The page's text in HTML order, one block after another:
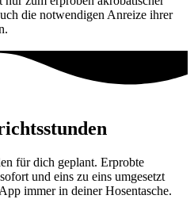
die notwendigen Anreize ihrer
für dich geplant. Erprobte
und eins zu eins umgesetzt
immer in deiner Hosentasche.